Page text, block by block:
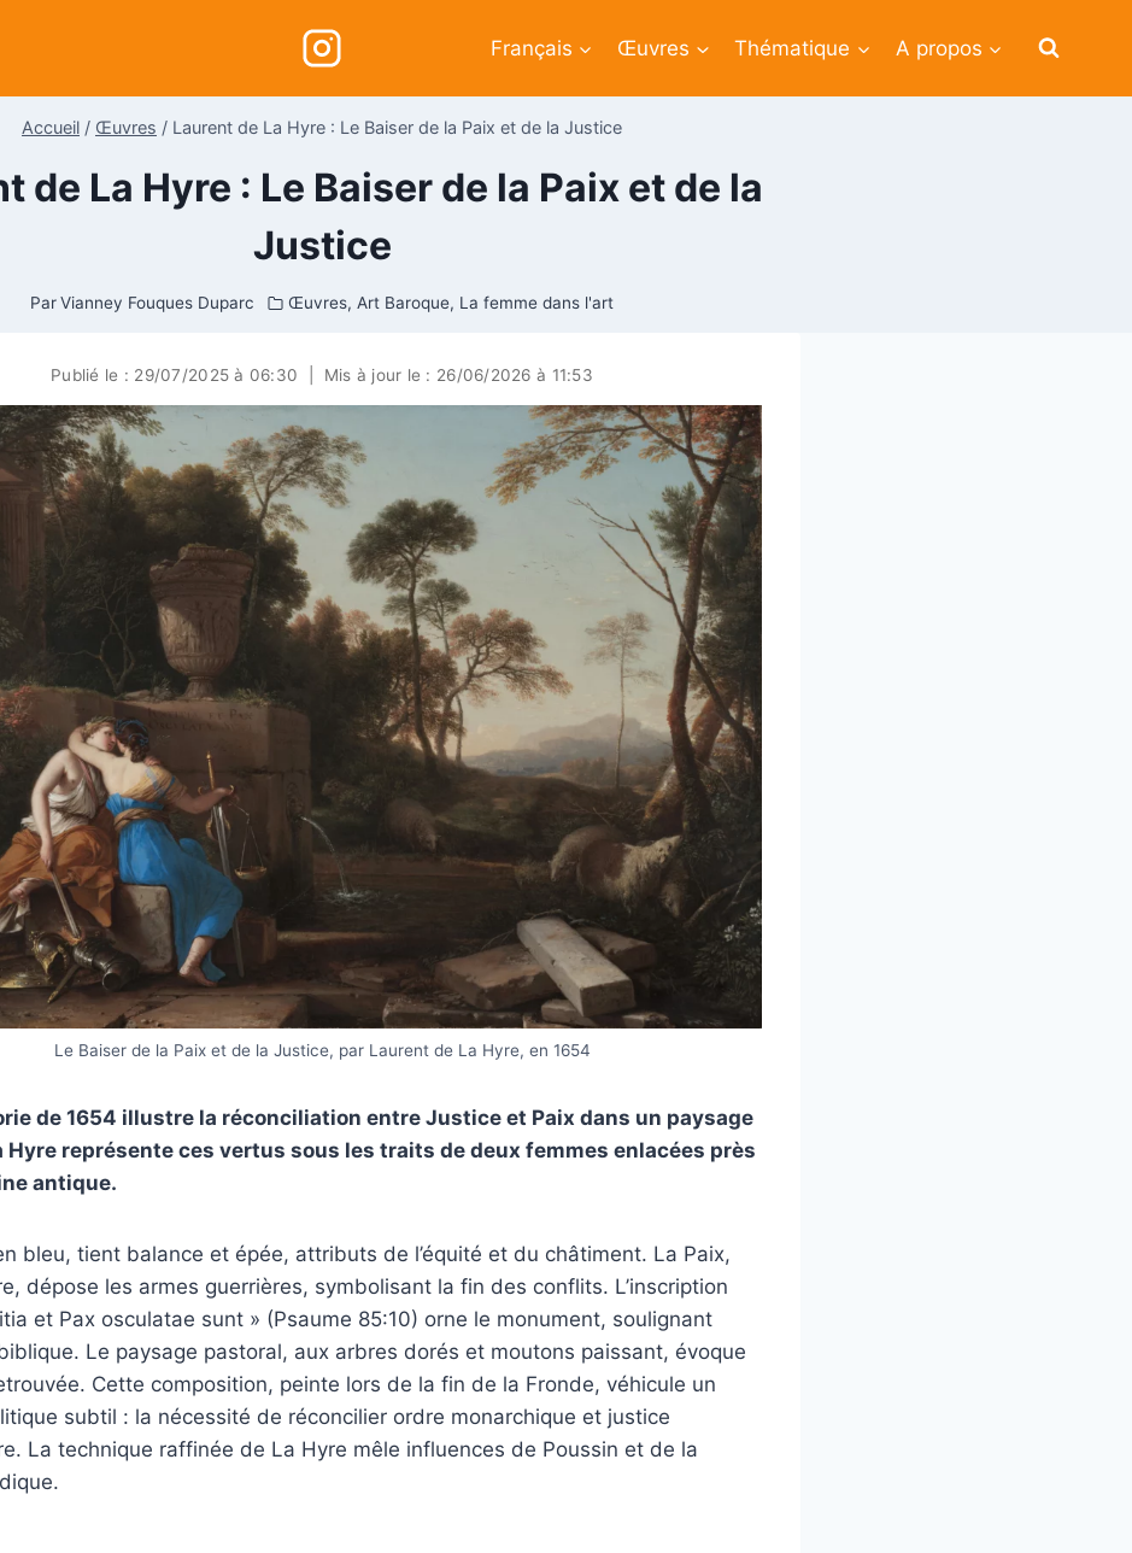
Français Œuvres Thématique A propos
Accueil / Œuvres / Laurent de La Hyre : Le Baiser de la Paix et de la Justice
de La Hyre : Le Baiser de la Paix et de la
Justice
Par Vianney Fouques Duparc Œuvres,Art Baroque, La femme dans l'art
Publié le : 29/07/2025 à 06:30 Mis à jour le : 26/06/2026 à 11:53
Le Baiser de la Paix et de la Justice, par Laurent de La Hyre, en 1654
de 1654 illustre la réconciliation entre Justice et Paix dans un paysage
Hyre représente ces vertus sous les traits de deux femmes enlacées près
antique.
bleu, tient balance et épée, attributs de l’équité et du châtiment. La Paix,
dépose les armes guerrières, symbolisant la fin des conflits. L’inscription
et Pax osculatae sunt » (Psaume 85:10) orne le monument, soulignant
Le paysage pastoral, aux arbres dorés et moutons paissant, évoque
Cette composition, peinte lors de la fin de la Fronde, véhicule un
subtil : la nécessité de réconcilier ordre monarchique et justice
La technique raffinée de La Hyre mêle influences de Poussin et de la